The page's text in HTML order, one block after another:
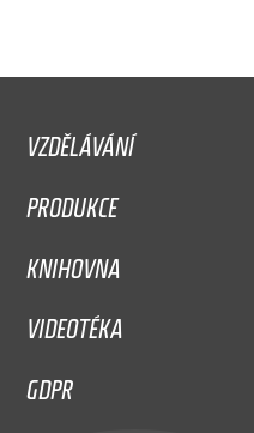
VZDĚLÁVÁNÍ
PRODUKCE
KNIHOVNA
VIDEOTÉKA
GDPR